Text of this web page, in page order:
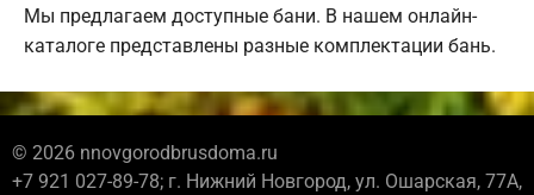
Мы предлагаем доступные бани. В нашем онлайн-
каталоге представлены разные комплектации бань.
© 2026 nnovgorodbrusdoma.ru
+7 921 027-89-78; г. Нижний Новгород, ул. Ошарская, 77А,